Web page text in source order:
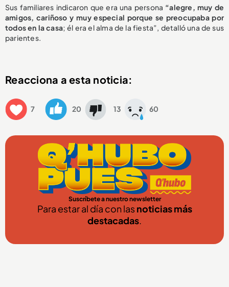
Sus familiares indicaron que era una persona “alegre, muy de
amigos, cariñoso y muy especial porque se preocupaba por
todos en la casa; él era el alma de la fiesta”, detalló una de sus
parientes.
Reacciona a esta noticia:
7 20 13 60
Suscríbete a nuestro newsletter
Para estar al día con lasnoticias más
destacadas.